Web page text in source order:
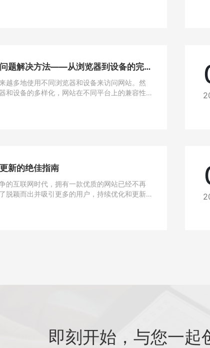
网站兼容性问题解决方法——从浏览器到设备的完美适配
越多地使用不同浏览器和设备来访问网站。然
和设备的多样化，网站在不同平台上的兼容性
使用体验，我们需要找到解决这些问题的方
新的绝佳指南
的互联网时代，拥有一款优质的网站已经不再
脱颖而出并吸引更多的用户，持续优化和更新
帮助您实现网站的最大化价值。阅读本文，您
即刻开始，与您一起